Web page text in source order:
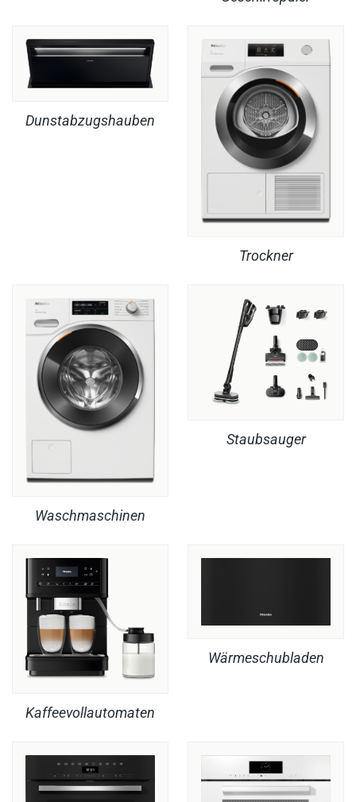
Dunstabzugshauben
Trockner
Waschmaschinen
Staubsauger
Kaffeevollautomaten
Wärmeschubladen